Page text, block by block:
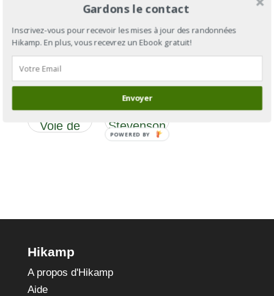
GR®700,
le chemin
Gilles ou
Voie de
GR®70 :
le chemin
de
Stevenson
Hikamp
A propos d'Hikamp
Aide
Gardons le contact
Inscrivez-vous pour recevoir les mises à jour des randonnées
Hikamp. En plus, vous recevrez un Ebook gratuit!
Envoyer
POWERED BY